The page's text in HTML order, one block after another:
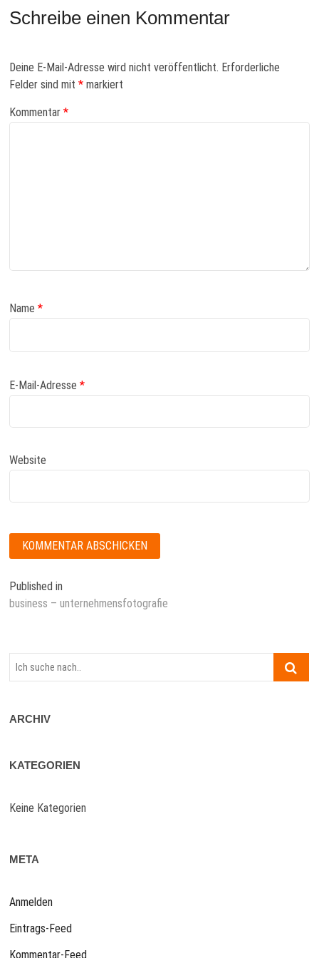
Schreibe einen Kommentar
Deine E-Mail-Adresse wird nicht veröffentlicht. Erforderliche
Felder sind mit* markiert
Kommentar*
Name*
E-Mail-Adresse*
Website
Beitragsnavigation
Published in
business – unternehmensfotografie
Ich
suche
ARCHIV
KATEGORIEN
Keine Kategorien
META
Anmelden
Eintrags-Feed
Kommentar-Feed